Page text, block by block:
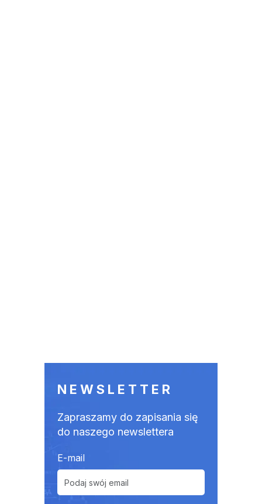
NEWSLETTER
Zapraszamy do zapisania się
do naszego newslettera
E-mail